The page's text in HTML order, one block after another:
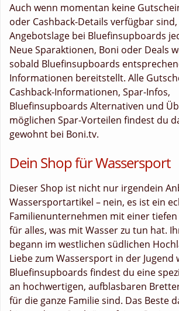
Auch wenn momentan keine
oder Cashback-Details verfügbar
Angebotslage bei Bluefinsupboards
Neue Sparaktionen, Boni oder Deals
sobald Bluefinsupboards
Informationen bereitstellt. Alle
Cashback-Informationen, Spar-Infos,
Bluefinsupboards Alternativen und
möglichen Spar-Vorteilen findest du
gewohnt bei Boni.tv.
Dein Shop für Wassersport
Dieser Shop ist nicht nur irgendein
Wassersportartikel – nein, es ist ein
Familienunternehmen mit einer
für alles, was mit Wasser zu tun hat.
begann im westlichen südlichen
Liebe zum Wassersport in der Jugend
Bluefinsupboards findest du eine
an hochwertigen, aufblasbaren
für die ganze Familie sind. Das Beste